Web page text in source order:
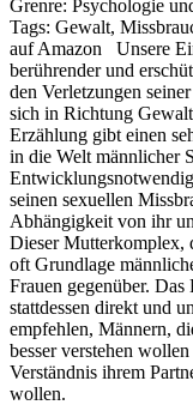
Grenre: Psychologie
Tags: Gewalt,
auf Amazon Unsere
berührender und
den Verletzungen
sich in Richtung
Erzählung gibt einen
in die Welt männlicher
seinen sexuellen
Abhängigkeit von ihr
Dieser Mutterkomplex,
oft Grundlage
Frauen gegenüber.
stattdessen direkt und
empfehlen, Männern,
besser verstehen
Verständnis ihrem
wollen.